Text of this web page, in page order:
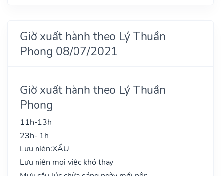
Giờ xuất hành theo Lý Thuần
Phong 08/07/2021
Giờ xuất hành theo Lý Thuần
Phong
11h-13h
23h- 1h
Lưu niên:XẤU
Lưu niên mọi việc khó thay